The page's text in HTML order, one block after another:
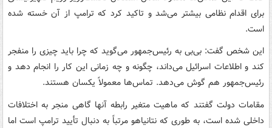
برای اقدام نظامی بیشتر می‌شد و تاکید کرد که ترامپ از آن خسته شده
است.
این شخص گفت: بی‌بی به رئیس‌جمهور می‌گوید که چرا باید چیزی را منفجر
کند و اطلاعات اسرائیل می‌داند، چگونه و چه زمانی این کار را انجام دهد و
رئیس‌جمهور هم گوش می‌دهد. تماس‌ها معمولاً یکسان هستند.
مقامات دولت گفتند که ماهیت متغیر رابطه آنها گاهی منجر به اختلافات
داخلی شده است، به طوری که نتانیاهو مرتباً به دنبال تأیید ترامپ است اما